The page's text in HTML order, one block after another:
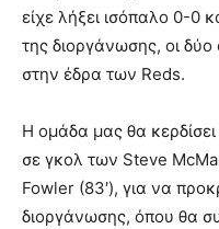
είχε λήξει ισόπαλο 0-0
της διοργάνωσης, οι
στην έδρα των Reds.
Η ομάδα μας θα
σε γκολ των Steve
Fowler (83′), για να
διοργάνωσης, όπου θα